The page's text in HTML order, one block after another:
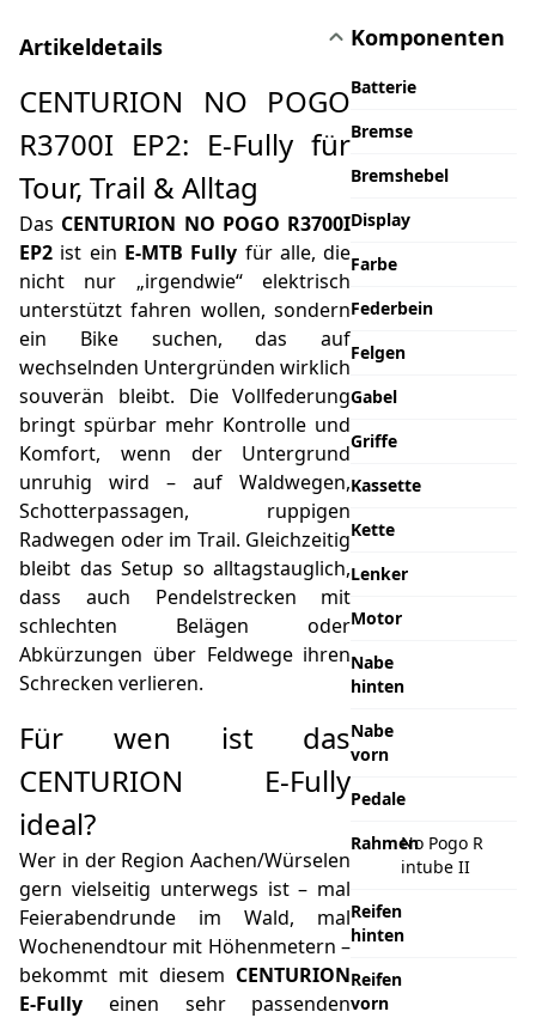
Artikeldetails
CENTURION NO POGO
R3700I EP2: E-Fully für
Tour, Trail & Alltag
Das CENTURION NO POGO R3700I
EP2 ist ein E-MTB Fully für alle, die
nicht nur „irgendwie“ elektrisch
unterstützt fahren wollen, sondern
ein Bike suchen, das auf
wechselnden Untergründen wirklich
souverän bleibt. Die Vollfederung
bringt spürbar mehr Kontrolle und
Komfort, wenn der Untergrund
unruhig wird – auf Waldwegen,
Schotterpassagen, ruppigen
Radwegen oder im Trail. Gleichzeitig
bleibt das Setup so alltagstauglich,
dass auch Pendelstrecken mit
schlechten Belägen oder
Abkürzungen über Feldwege ihren
Schrecken verlieren.
Für wen ist das
CENTURION E-Fully
ideal?
Wer in der Region Aachen/Würselen
gern vielseitig unterwegs ist – mal
Feierabendrunde im Wald, mal
Wochenendtour mit Höhenmetern –
bekommt mit diesem CENTURION
E-Fully einen sehr passenden
Komponenten
Batterie
Bremse
Bremshebel
Display
Farbe
Federbein
Felgen
Gabel
Griffe
Kassette
Kette
Lenker
Motor
Nabe
hinten
Nabe
vorn
Pedale
RahmenNo Pogo R
intube II
Reifen
hinten
Reifen
vorn